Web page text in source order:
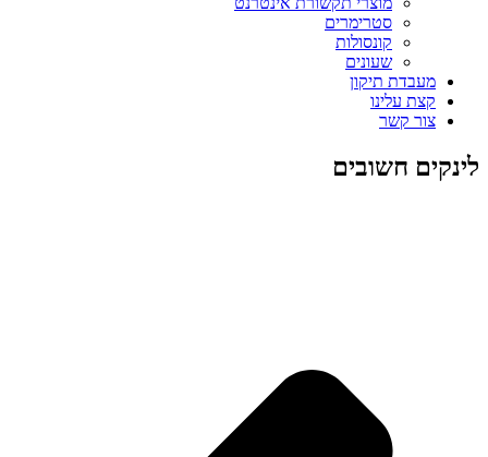
סטרימרים
קונסולות
שעונים
מעבדת תיקון
קצת עלינו
צור קשר
לינקים חשובים